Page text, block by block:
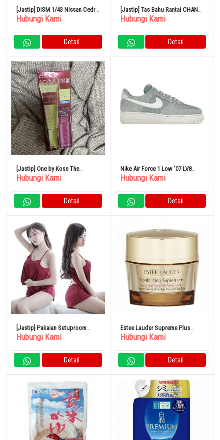
[Jastip] DISM 1/43 Nissan Cedric
330 Shakotan
Hubungi Kami
Detail
[Jastip] Tas Bahu Rantai CHANEL
Matelasse 25
Hubungi Kami
Detail
[Jastip] One by Kose The
Wrinkleless S Regular Size
Hubungi Kami
Detail
Nike Air Force 1 Low ’07 LV8
Certified Fresh Enamel Green
Hubungi Kami
Detail
[Jastip] Pakaian Setuproom
Wear Kamisol Seksi Panjang
Hubungi Kami
Detail
Estee Lauder Supreme Plus
Total Cream 50mL
Hubungi Kami
Detail